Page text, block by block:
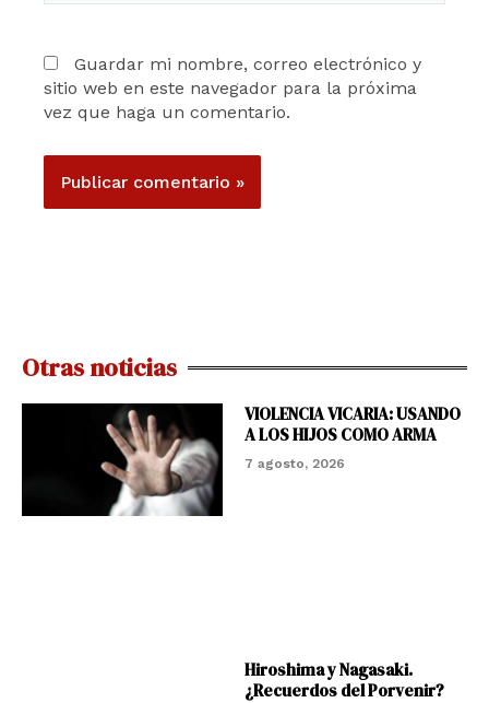
Guardar mi nombre, correo electrónico y
sitio web en este navegador para la próxima
vez que haga un comentario.
Otras noticias
VIOLENCIA VICARIA: USANDO
A LOS HIJOS COMO ARMA
7 agosto, 2026
Hiroshima y Nagasaki.
¿Recuerdos del Porvenir?